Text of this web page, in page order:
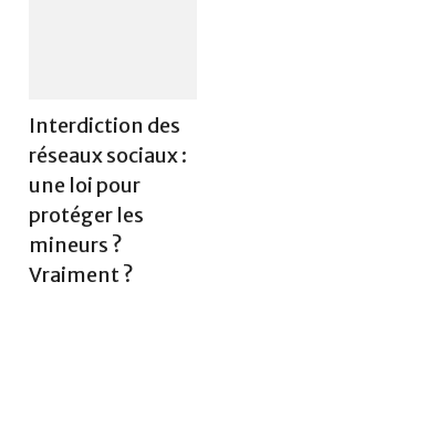
Interdiction des
réseaux sociaux :
une loi pour
protéger les
mineurs ?
Vraiment ?